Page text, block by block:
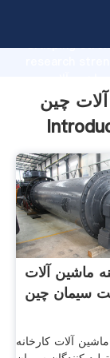
Grasping
value and
چین
ماشین آلات
سیمان چین
آلات کارخانه